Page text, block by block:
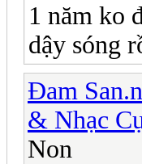
1 năm ko
dậy sóng
Đam
& Nhạc
Non